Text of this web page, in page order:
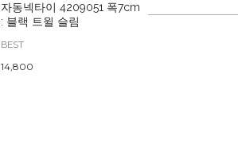
자동넥타이 4209051 폭7cm
: 블랙 트윌 슬림
BEST
14,800